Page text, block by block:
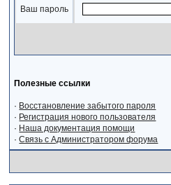
Ваш пароль
Полезные ссылки
· Восстановление забытого пароля
· Регистрация нового пользователя
· Наша документация помощи
·Связь с Администратором форума